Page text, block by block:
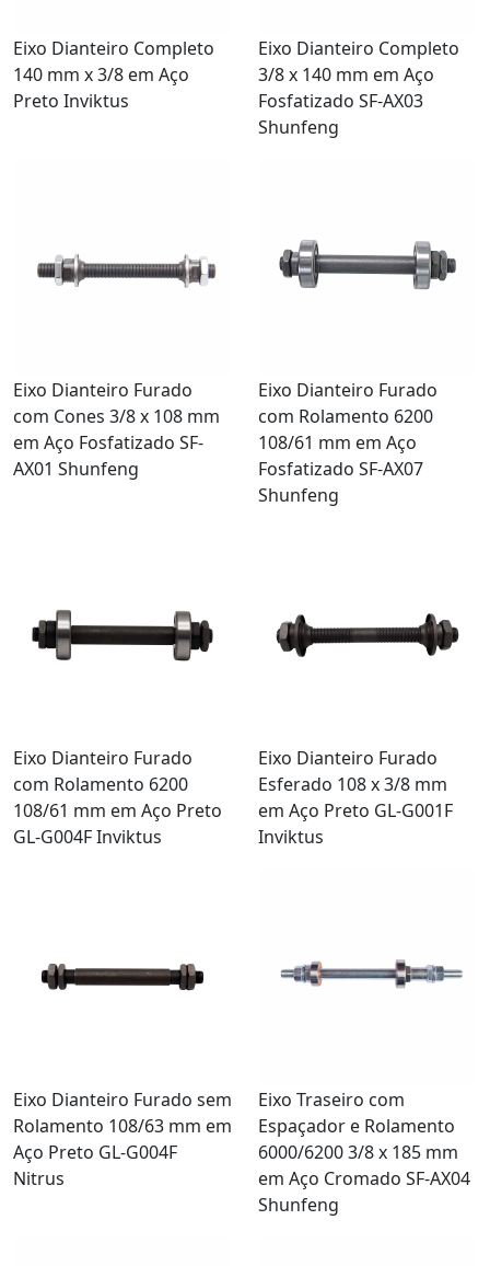
Eixo Dianteiro Completo
140 mm x 3/8 em Aço
Preto Inviktus
Eixo Dianteiro Completo
3/8 x 140 mm em Aço
Fosfatizado SF-AX03
Shunfeng
Eixo Dianteiro Furado
com Cones 3/8 x 108 mm
em Aço Fosfatizado SF-
AX01 Shunfeng
Eixo Dianteiro Furado
com Rolamento 6200
108/61 mm em Aço
Fosfatizado SF-AX07
Shunfeng
Eixo Dianteiro Furado
com Rolamento 6200
108/61 mm em Aço Preto
GL-G004F Inviktus
Eixo Dianteiro Furado
Esferado 108 x 3/8 mm
em Aço Preto GL-G001F
Inviktus
Eixo Dianteiro Furado sem
Rolamento 108/63 mm em
Aço Preto GL-G004F
Nitrus
Eixo Traseiro com
Espaçador e Rolamento
6000/6200 3/8 x 185 mm
em Aço Cromado SF-AX04
Shunfeng